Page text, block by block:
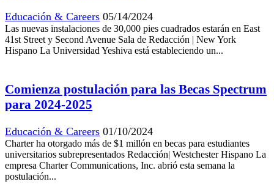
Educación & Careers 05/14/2024
Las nuevas instalaciones de 30,000 pies cuadrados estarán en East
41st Street y Second Avenue Sala de Redacción | New York
Hispano La Universidad Yeshiva está estableciendo un...
Comienza postulación para las Becas Spectrum
para 2024-2025
Educación & Careers 01/10/2024
Charter ha otorgado más de $1 millón en becas para estudiantes
universitarios subrepresentados Redacción| Westchester Hispano La
empresa Charter Communications, Inc. abrió esta semana la
postulación...